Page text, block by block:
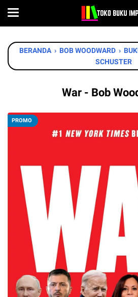
BERANDA › BOB WOODWARD ›
SCHUSTER
War - Bob
PROMO